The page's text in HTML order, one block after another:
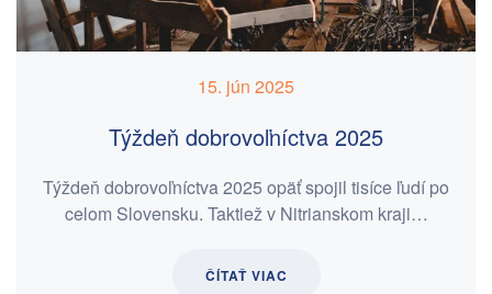
15. jún 2025
Týždeň dobrovoľníctva 2025
Týždeň dobrovoľníctva 2025 opäť spojil tisíce ľudí po
celom Slovensku. Taktiež v Nitrianskom kraji…
ČÍTAŤ VIAC